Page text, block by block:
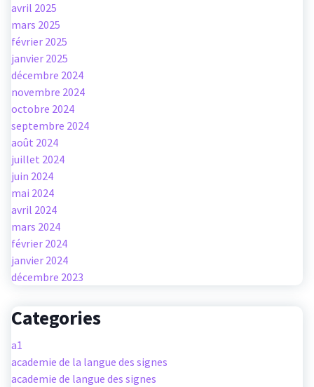
avril 2025
mars 2025
février 2025
janvier 2025
décembre 2024
novembre 2024
octobre 2024
septembre 2024
août 2024
juillet 2024
juin 2024
mai 2024
avril 2024
mars 2024
février 2024
janvier 2024
décembre 2023
Categories
a1
academie de la langue des signes
academie de langue des signes